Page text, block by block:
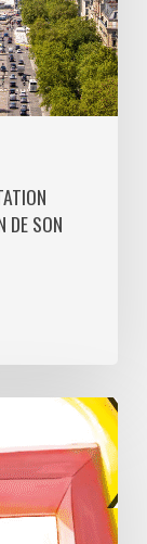
DE SON